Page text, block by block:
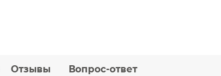
Отзывы Вопрос-ответ